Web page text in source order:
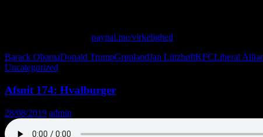
paypal.me/virkelighed
Barack ObamaDonald TrumpGrønlandJan LützhøftKFCLiberal
Uncategorized
Afsnit 174: Hvalburger
28/08/2019 admin